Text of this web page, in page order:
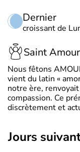
Dernier
croissant de
Saint Amour
Nous fêtons
vient du latin «
notre ère,
compassion. Ce
discrètement et
jours